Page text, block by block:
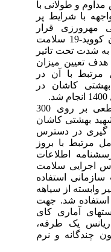
و طولانی با
با شرایط پر
قرار
گیرند. شرایط پیرامون بحران کووید-19 سلامت
شدت تحت تاثیر
تعیین میزان
با آن در
کاشان در
1400 انجام شد.
این مطالعه مقطعی بر روی 300
بهشتی کاشان
گیری در دسترس
مرتبط با بروز
اطلاعات
اجرایی سلامت
استفاده
از سیاهه
شد. جهت
آماری کای
یک طرفه،
چندگانه و نرم